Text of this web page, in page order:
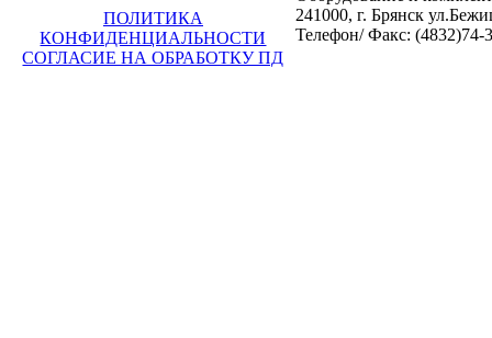
ПОЛИТИКА
КОНФИДЕНЦИАЛЬНОСТИ
СОГЛАСИЕ НА ОБРАБОТКУ ПД
241000, г. Брянск
Телефон/ Факс: (4832)74-